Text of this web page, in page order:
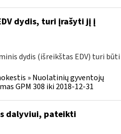
dydis, turi įrašyti jį į
dydis (išreikštas EDV) turi būti
» Nuolatinių gyventojų
GPM 308 iki 2018-12-31
dalyviui, pateikti